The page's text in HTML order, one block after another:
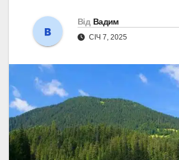
Від Вадим
СІЧ 7, 2025